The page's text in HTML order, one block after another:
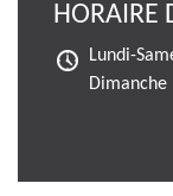
HORAIRE
Lundi-
Dimanche